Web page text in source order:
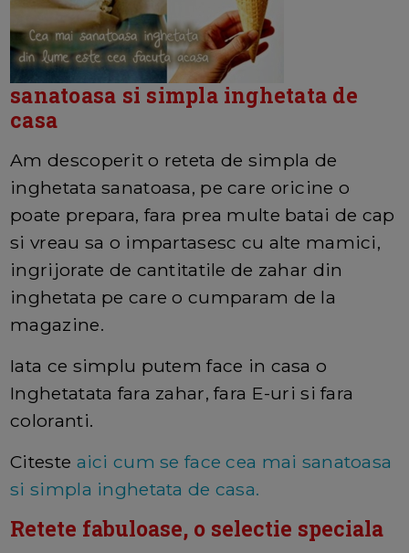
sanatoasa si simpla inghetata de
casa
Am descoperit o reteta de simpla de
inghetata sanatoasa, pe care oricine o
poate prepara, fara prea multe batai de cap
si vreau sa o impartasesc cu alte mamici,
ingrijorate de cantitatile de zahar din
inghetata pe care o cumparam de la
magazine.
Iata ce simplu putem face in casa o
Inghetatata fara zahar, fara E-uri si fara
coloranti.
Citeste aici cum se face cea mai sanatoasa
si simpla inghetata de casa.
Retete fabuloase, o selectie speciala